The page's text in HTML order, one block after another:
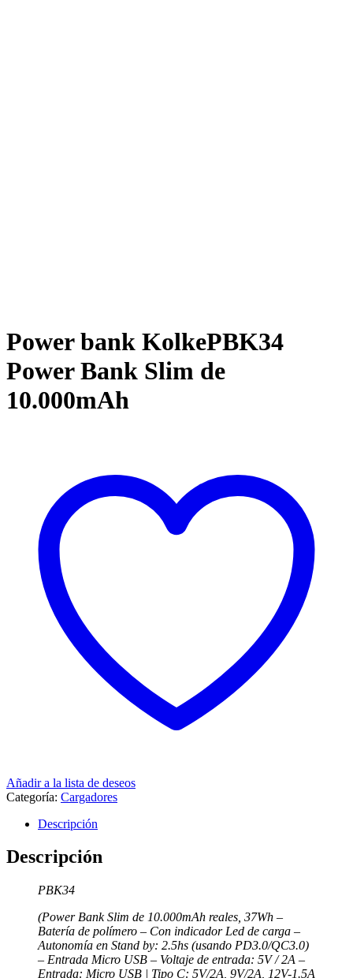
Power bank KolkePBK34
Power Bank Slim de
10.000mAh
Añadir a la lista de deseos
Categoría: Cargadores
Descripción
Descripción
PBK34
(Power Bank Slim de 10.000mAh reales, 37Wh –
Batería de polímero – Con indicador Led de carga –
Autonomía en Stand by: 2.5hs (usando PD3.0/QC3.0)
– Entrada Micro USB – Voltaje de entrada: 5V / 2A –
Entrada: Micro USB | Tipo C: 5V/2A, 9V/2A, 12V-1.5A